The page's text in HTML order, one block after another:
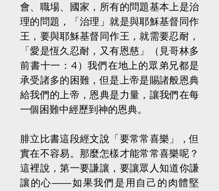
會、職場、國家，所有的問題基本上是治
理的問題，「治理」就是與耶穌基督同作
王，要與耶穌基督同作王，就需要忍耐，
「愛是恆久忍耐，又有恩慈」（見哥林多
前書十一：4）我們在地上的眾弟兄都是
承受諸多的困難，但是上帝是賜諸般恩典
給我們的上帝，恩典是力量，讓我們在每
一個困難中經歷到神的恩典。
腓立比書這段經文說「要常常喜樂」，但
實在不容易。那麼怎樣才能常常喜樂呢？
這裡說，第一要謙讓，要讓眾人知道你謙
讓的心——如果我們是用自己的肉體堅